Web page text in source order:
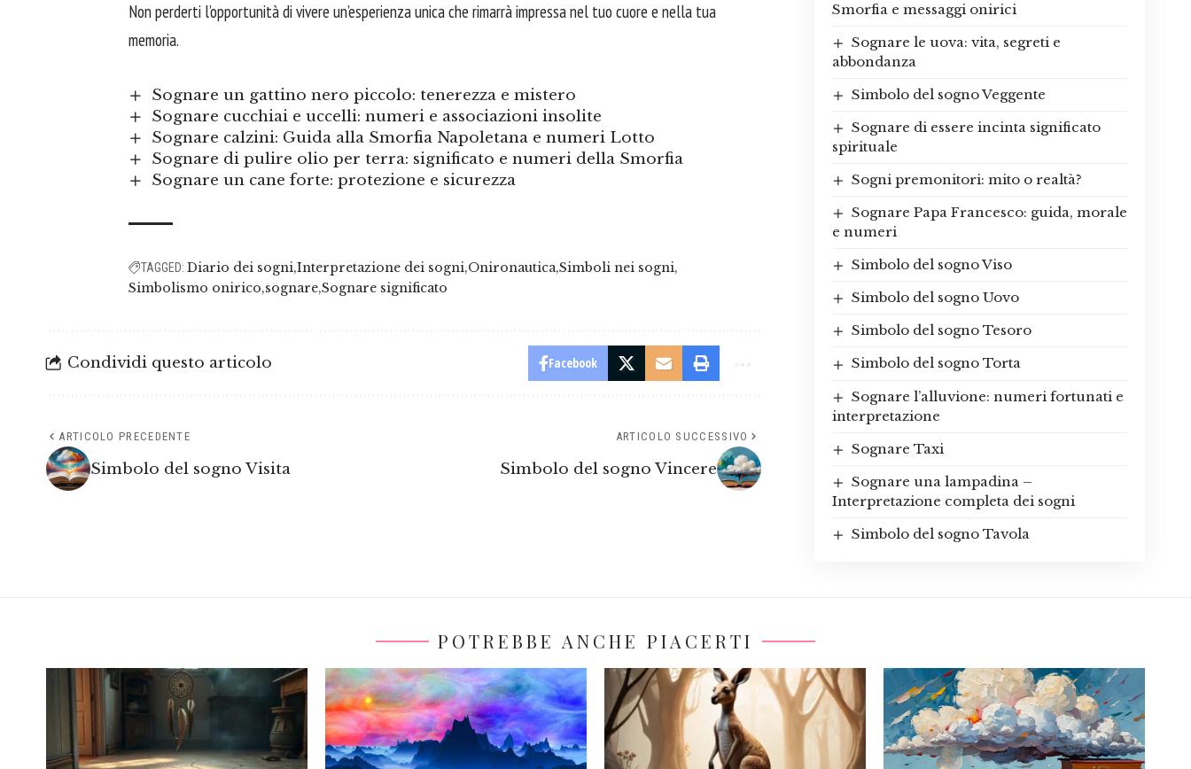
Non perderti l’opportunità di vivere un’esperienza unica che rimarrà impressa nel tuo cuore e nella tua
memoria.
Sognare un gattino nero piccolo: tenerezza e mistero
Sognare cucchiai e uccelli: numeri e associazioni insolite
Sognare calzini: Guida alla Smorfia Napoletana e numeri Lotto
Sognare di pulire olio per terra: significato e numeri della Smorfia
Sognare un cane forte: protezione e sicurezza
TAGGED: Diario dei sogni Interpretazione dei sogni Onironautica Simboli nei sogni
Simbolismo onirico sognare Sognare significato
Condividi questo articolo Facebook
ARTICOLO PRECEDENTE
Simbolo del sogno Visita
ARTICOLO SUCCESSIVO
Simbolo del sogno Vincere
Smorfia e messaggi onirici
Sognare le uova: vita, segreti e
abbondanza
Simbolo del sogno Veggente
Sognare di essere incinta significato
spirituale
Sogni premonitori: mito o realtà?
Sognare Papa Francesco: guida, morale
e numeri
Simbolo del sogno Viso
Simbolo del sogno Uovo
Simbolo del sogno Tesoro
Simbolo del sogno Torta
Sognare l’alluvione: numeri fortunati e
interpretazione
Sognare Taxi
Sognare una lampadina –
Interpretazione completa dei sogni
Simbolo del sogno Tavola
POTREBBE ANCHE PIACERTI